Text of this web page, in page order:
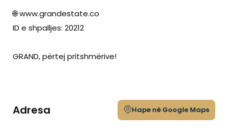
🌐 www.grandestate.co
ID e shpalljes: 20212
GRAND, përtej pritshmërive!
Adresa Hape në Google Maps